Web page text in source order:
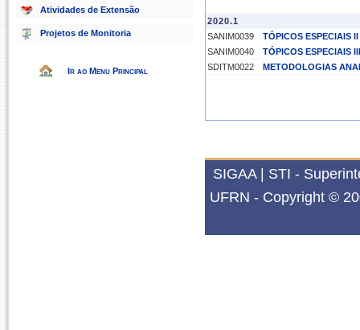
Atividades de Extensão
Projetos de Monitoria
Ir ao Menu Principal
2020.1
SANIM0039
TÓPICOS ESPECIAIS II
SANIM0040
TÓPICOS ESPECIAIS III
SDITM0022
METODOLOGIAS
SIGAA | STI -
UFRN - Copyright ©